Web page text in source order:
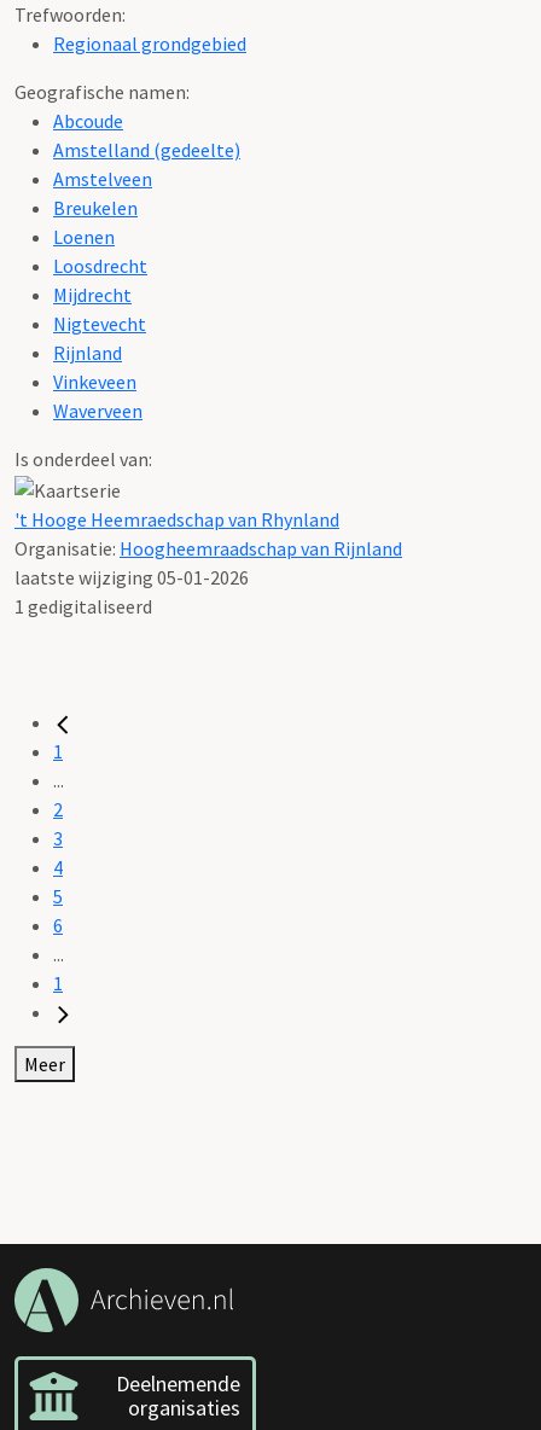
Trefwoorden:
Regionaal grondgebied
Geografische namen:
Abcoude
Amstelland (gedeelte)
Amstelveen
Breukelen
Loenen
Loosdrecht
Mijdrecht
Nigtevecht
Rijnland
Vinkeveen
Waverveen
Is onderdeel van:
't Hooge Heemraedschap van Rhynland
Organisatie: Hoogheemraadschap van Rijnland
laatste wijziging 05-01-2026
1 gedigitaliseerd
1
...
2
3
4
5
6
...
1
Meer
Deelnemende
organisaties